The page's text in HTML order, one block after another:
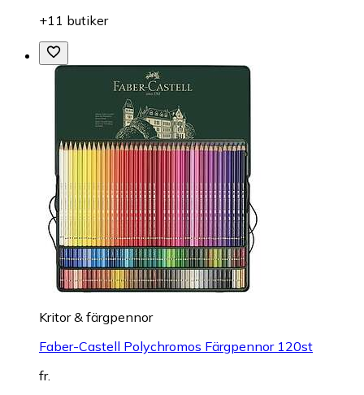
+11 butiker
Kritor & färgpennor
Faber-Castell Polychromos Färgpennor 120st
fr.